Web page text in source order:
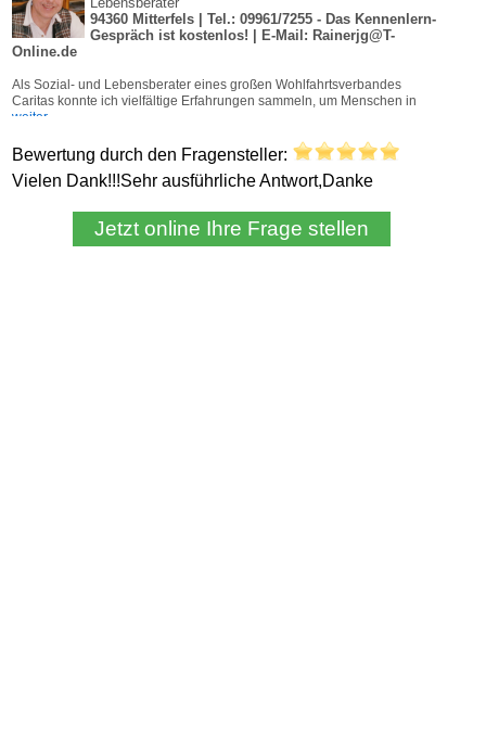
Bewertung durch den Fragensteller:
Vielen Dank!!!Sehr ausführliche Antwort,Danke